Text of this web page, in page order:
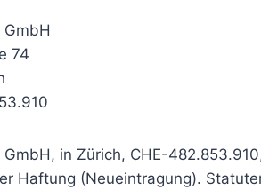
74
in Zürich, CHE-
Haftung (Neueintragung).